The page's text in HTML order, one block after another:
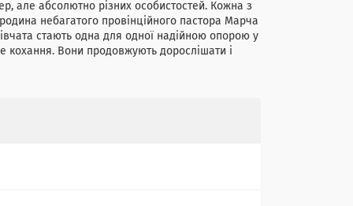
але абсолютно різних особистостей. Кожна з
небагатого провінційного пастора Марча
стають одна для одної надійною опорою у
кохання. Вони продовжують дорослішати і